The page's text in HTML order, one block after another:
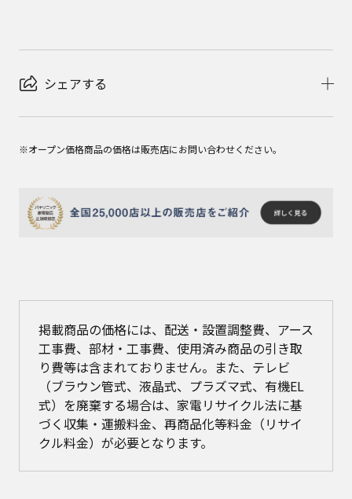
シェアする
※オープン価格商品の価格は販売店にお問い合わせください。
掲載商品の価格には、配送・設置調整費、アース
工事費、部材・工事費、使用済み商品の引き取
り費等は含まれておりません。また、テレビ
（ブラウン管式、液晶式、プラズマ式、有機EL
式）を廃棄する場合は、家電リサイクル法に基
づく収集・運搬料金、再商品化等料金（リサイ
クル料金）が必要となります。